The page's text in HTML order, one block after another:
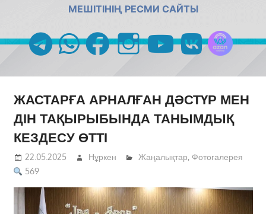
МЕШІТІНІҢ РЕСМИ САЙТЫ
telegramwhatsappfacebookinstagramyoutubevk
ЖАСТАРҒА АРНАЛҒАН ДӘСТҮР МЕН
ДІН ТАҚЫРЫБЫНДА ТАНЫМДЫҚ
КЕЗДЕСУ ӨТТІ
22.05.2025 Нұркен Жаңалықтар, Фотогалерея
569